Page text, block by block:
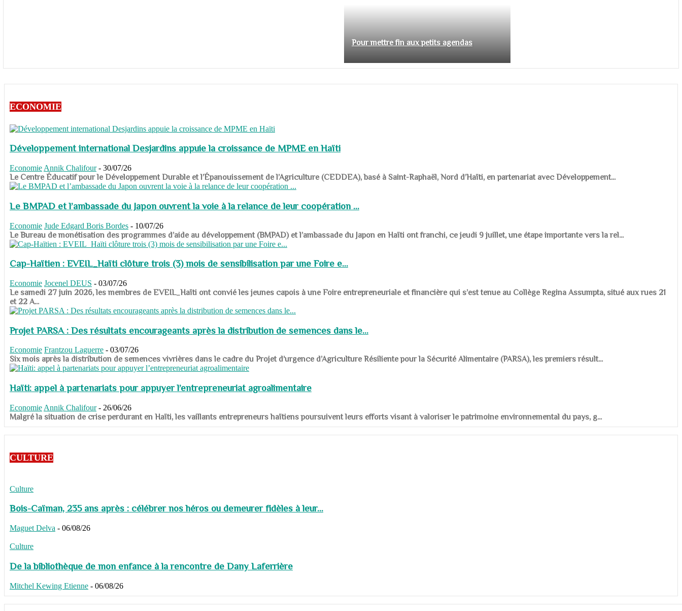
Pour mettre fin aux petits agendas
ECONOMIE
Développement international Desjardins appuie la croissance de MPME en Haïti
Economie Annik Chalifour - 30/07/26
​​​​​​​Le Centre Éducatif pour le Développement Durable et l’Épanouissement de l’Agriculture (CEDDEA), basé à Saint-Raphaël, Nord d’Haïti, en partenariat avec Développement...
Le BMPAD et l’ambassade du Japon ouvrent la voie à la relance de leur coopération ...
Economie Jude Edgard Boris Bordes - 10/07/26
​​​​​​​Le Bureau de monétisation des programmes d’aide au développement (BMPAD) et l’ambassade du Japon en Haïti ont franchi, ce jeudi 9 juillet, une étape importante vers la rel...
Cap-Haïtien : EVEIL_Haïti clôture trois (3) mois de sensibilisation par une Foire e...
Economie Jocenel DEUS - 03/07/26
Le samedi 27 juin 2026, les membres de EVEIL_Haïti ont convié les jeunes capois à une Foire entrepreneuriale et financière qui s’est tenue au Collège Regina Assumpta, situé aux rues 21
et 22 A...
Projet PARSA : Des résultats encourageants après la distribution de semences dans le...
Economie Frantzou Laguerre - 03/07/26
​​​​​​​Six mois après la distribution de semences vivrières dans le cadre du Projet d’urgence d’Agriculture Résiliente pour la Sécurité Alimentaire (PARSA), les premiers résult...
Haïti: appel à partenariats pour appuyer l’entrepreneuriat agroalimentaire
Economie Annik Chalifour - 26/06/26
​​​​​​​Malgré la situation de crise perdurant en Haïti, les vaillants entrepreneurs haïtiens poursuivent leurs efforts visant à valoriser le patrimoine environnemental du pays, g...
CULTURE
Culture
Bois-Caïman, 235 ans après : célébrer nos héros ou demeurer fidèles à leur...
Maguet Delva - 06/08/26
Culture
De la bibliothèque de mon enfance à la rencontre de Dany Laferrière
Mitchel Kewing Etienne - 06/08/26